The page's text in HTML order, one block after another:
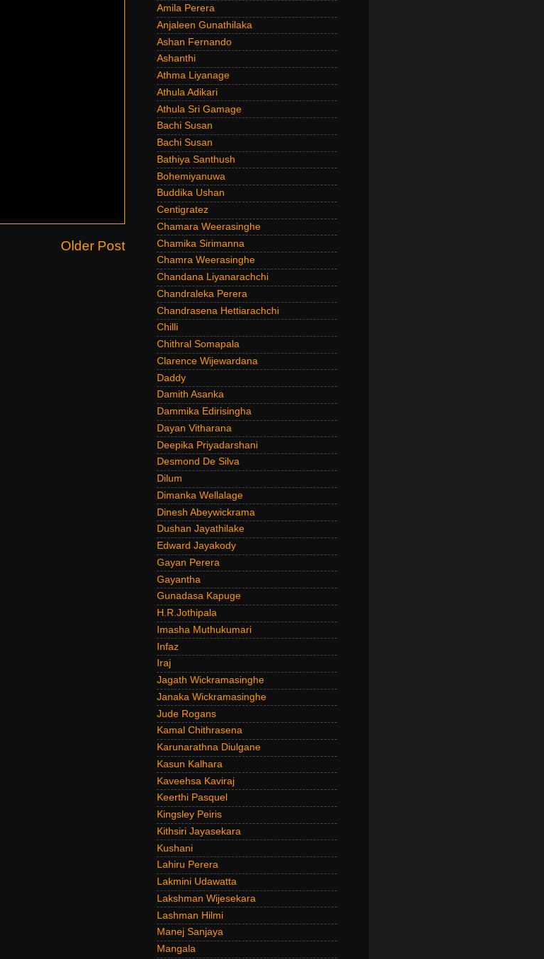
Older Post
Amila Perera
Anjaleen Gunathilaka
Ashan Fernando
Ashanthi
Athma Liyanage
Athula Adikari
Athula Sri Gamage
Bachi Susan
Bachi Susan
Bathiya Santhush
Bohemiyanuwa
Buddika Ushan
Centigratez
Chamara Weerasinghe
Chamika Sirimanna
Chamra Weerasinghe
Chandana Liyanarachchi
Chandraleka Perera
Chandrasena Hettiarachchi
Chilli
Chithral Somapala
Clarence Wijewardana
Daddy
Damith Asanka
Dammika Edirisingha
Dayan Vitharana
Deepika Priyadarshani
Desmond De Silva
Dilum
Dimanka Wellalage
Dinesh Abeywickrama
Dushan Jayathilake
Edward Jayakody
Gayan Perera
Gayantha
Gunadasa Kapuge
H.R.Jothipala
Imasha Muthukumari
Infaz
Iraj
Jagath Wickramasinghe
Janaka Wickramasinghe
Jude Rogans
Kamal Chithrasena
Karunarathna Diulgane
Kasun Kalhara
Kaveehsa Kaviraj
Keerthi Pasquel
Kingsley Peiris
Kithsiri Jayasekara
Kushani
Lahiru Perera
Lakmini Udawatta
Lakshman Wijesekara
Lashman Hilmi
Manej Sanjaya
Mangala